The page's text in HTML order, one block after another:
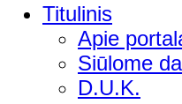
Titulinis
Apie
Siūlome
D.U.K.